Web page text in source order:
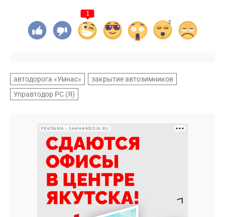
1
автодорога «Умнас»
закрытие автозимников
Управтодор РС (Я)
РЕКЛАМА • SAKHAMEDIA.RU